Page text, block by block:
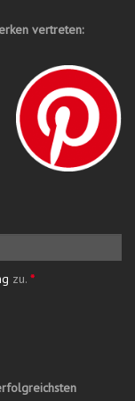
vertreten:
zu. *